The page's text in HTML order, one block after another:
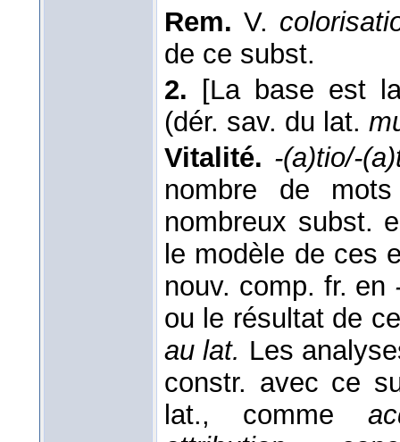
Rem. V.
de ce subst.
2.
[La base est
(dér. sav. du lat.
Vitalité. -(a)tio/-
nombre de
nombreux subst.
le modèle de ces
nouv. comp. fr. en
ou le résultat de
au lat. Les
constr. avec ce
lat., comme